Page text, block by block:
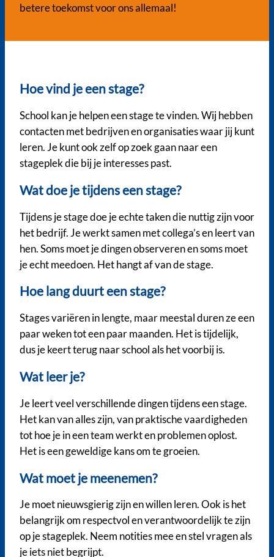
betere toekomst voor ons allemaal!
Hoe vind je een stage?
School kan je helpen een stage te vinden. Wij hebben
contacten met bedrijven en organisaties waar jij kunt
leren. Je kunt ook zelf op zoek gaan naar een
stageplek die bij je interesses past.
Wat doe je tijdens een stage?
Tijdens je stage doe je echte taken die nuttig zijn voor
het bedrijf. Je werkt samen met collega’s en leert van
hen. Soms moet je dingen observeren en soms moet
je echt meedoen. Het hangt af van de stage.
Hoe lang duurt een stage?
Stages variëren in lengte, maar meestal duren ze een
paar weken tot een paar maanden. Het is tijdelijk,
dus je keert terug naar school als het voorbij is.
Wat leer je?
Je leert veel verschillende dingen tijdens een stage.
Het kan van alles zijn, van praktische vaardigheden
tot hoe je in een team werkt en problemen oplost.
Het is een geweldige kans om te groeien.
Wat moet je meenemen?
Je moet nieuwsgierig zijn en willen leren. Ook is het
belangrijk om respectvol en verantwoordelijk te zijn
op je stageplek. Neem notities mee en stel vragen als
je iets niet begrijpt.